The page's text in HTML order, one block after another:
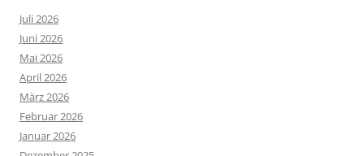
Juli 2026
Juni 2026
Mai 2026
April 2026
März 2026
Februar 2026
Januar 2026